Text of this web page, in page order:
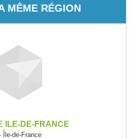
MÊME RÉGION
ILE-DE-FRANCE
Île-de-France